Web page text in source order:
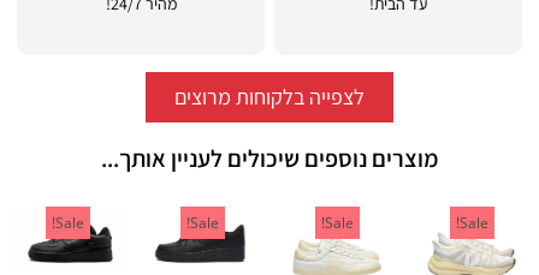
לצפייה בלקוחות מרוצים
מוצרים נוספים שיכולים לעניין אותך...
Sale!
Sale!
Sale!
Sale!